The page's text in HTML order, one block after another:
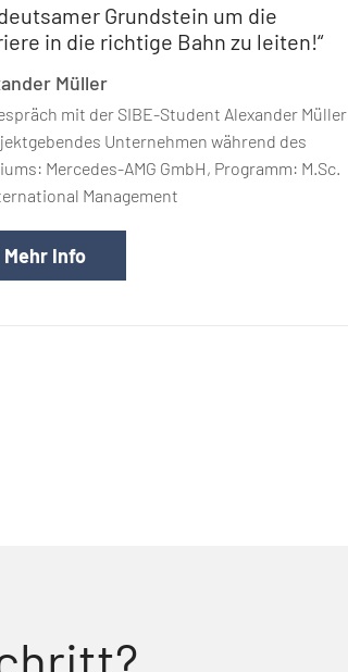
Grundstein um die
in die richtige Bahn zu leiten!“
Müller
mit der SIBE-Student Alexander Müller
Unternehmen während des
Mercedes-AMG GmbH, Programm: M.Sc.
Management
Mehr Info